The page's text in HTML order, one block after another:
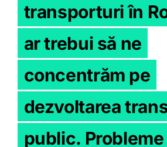
transporturi în
ar trebui să ne
concentrăm pe
dezvoltarea
public.